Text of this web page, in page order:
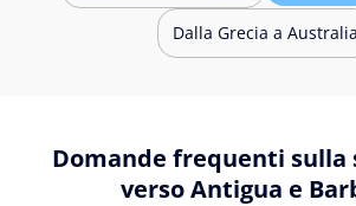
Dalla Grecia a Australia
Domande frequenti sulla
verso Antigua e